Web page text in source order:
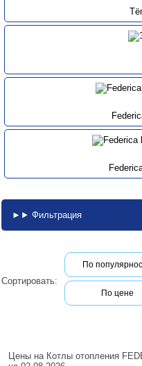
Фильтрация
Сортировать:
По
По цене
Цены на Котлы отопления